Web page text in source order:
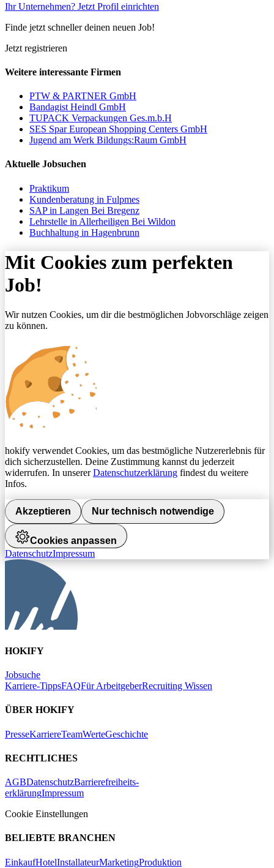
Ihr Unternehmen? Jetzt Profil einrichten
Finde jetzt schneller deinen neuen Job!
Jetzt registrieren
Weitere interessante Firmen
PTW & PARTNER GmbH
Bandagist Heindl GmbH
TUPACK Verpackungen Ges.m.b.H
SES Spar European Shopping Centers GmbH
Jugend am Werk Bildungs:Raum GmbH
Aktuelle Jobsuchen
Praktikum
Kundenberatung in Fulpmes
SAP in Langen Bei Bregenz
Lehrstelle in Allerheiligen Bei Wildon
Buchhaltung in Hagenbrunn
Mit Cookies zum perfekten
Job!
Wir nutzen Cookies, um dir die bestmöglichen Jobvorschläge zeigen
zu können.
hokify verwendet Cookies, um das bestmögliche Nutzererlebnis für
dich sicherzustellen. Deine Zustimmung kannst du jederzeit
widerrufen. In unsererDatenschutzerklärung findest du weitere
Infos.
Akzeptieren Nur technisch notwendige
Cookies anpassen
DatenschutzImpressum
HOKIFY
Jobsuche
Karriere-TippsFAQFür ArbeitgeberRecruiting Wissen
ÜBER HOKIFY
PresseKarriereTeamWerteGeschichte
RECHTLICHES
AGBDatenschutzBarrierefreiheits-
erklärungImpressum
Cookie Einstellungen
BELIEBTE BRANCHEN
EinkaufHotelInstallateurMarketingProduktion